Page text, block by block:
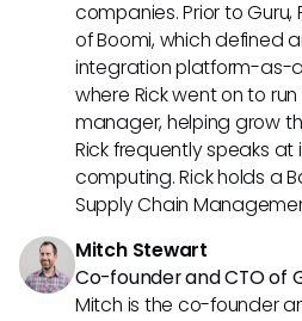
companies. Prior to
of Boomi, which defined
integration platform-as-
where Rick went on to
manager, helping grow
Rick frequently speaks
computing. Rick holds a
Supply Chain
Mitch Stewart
Co-founder and CTO of
Mitch is the co-founder